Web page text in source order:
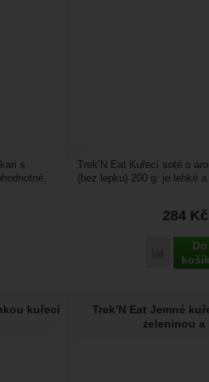
Karibské brambory na kari s kuřetem a
s
284 Kč
Přidat
Do
Trek’N Eat Kuřecí soté s
(bez lepku) 200 g: je lehké a
kuřecí
Trek’N Eat Jemné
zeleninou a